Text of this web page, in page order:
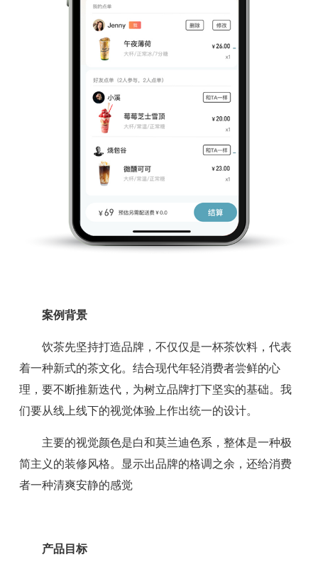
案例背景
饮茶先坚持打造品牌，不仅仅是一杯茶饮料，代表
着一种新式的茶文化。结合现代年轻消费者尝鲜的心
理，要不断推新迭代，为树立品牌打下坚实的基础。我
们要从线上线下的视觉体验上作出统一的设计。
主要的视觉颜色是白和莫兰迪色系，整体是一种极
简主义的装修风格。显示出品牌的格调之余，还给消费
者一种清爽安静的感觉
产品目标